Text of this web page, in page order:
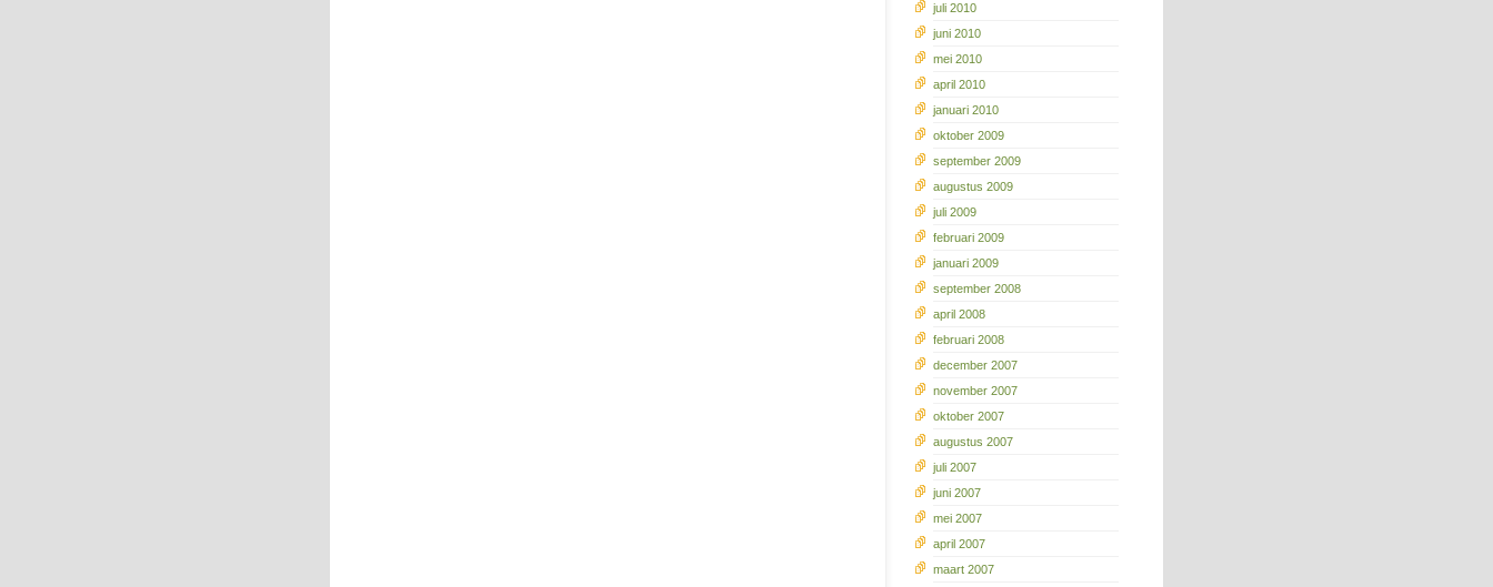
juli 2010
juni 2010
mei 2010
april 2010
januari 2010
oktober 2009
september 2009
augustus 2009
juli 2009
februari 2009
januari 2009
september 2008
april 2008
februari 2008
december 2007
november 2007
oktober 2007
augustus 2007
juli 2007
juni 2007
mei 2007
april 2007
maart 2007